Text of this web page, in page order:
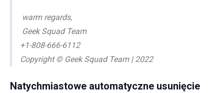
warm regards,
Geek Squad Team
+1-808-666-6112
Copyright © Geek Squad Team | 2022
Natychmiastowe automatyczne usunięcie